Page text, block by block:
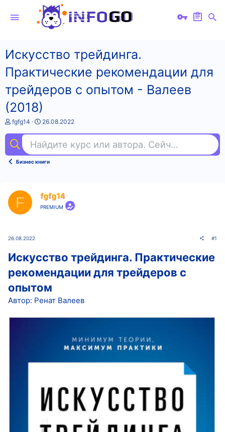
Искусство трейдинга.
Практические рекомендации для
трейдеров с опытом - Валеев
(2018)
А
т
о
т
fgfg14
Д
а
н
а
а
26.08.2022
Найдите курс или автора. Сейчас ищут
Бизнес книги
F fgfg14
PREMIUM
26.08.2022 #1
Искусство трейдинга. Практические
рекомендации для трейдеров с
опытом
Автор: Ренат Валеев